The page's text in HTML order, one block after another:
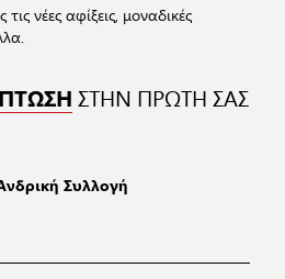
νέες αφίξεις, μοναδικές
ΣΤΗΝ ΠΡΩΤΗ ΣΑΣ
Συλλογή